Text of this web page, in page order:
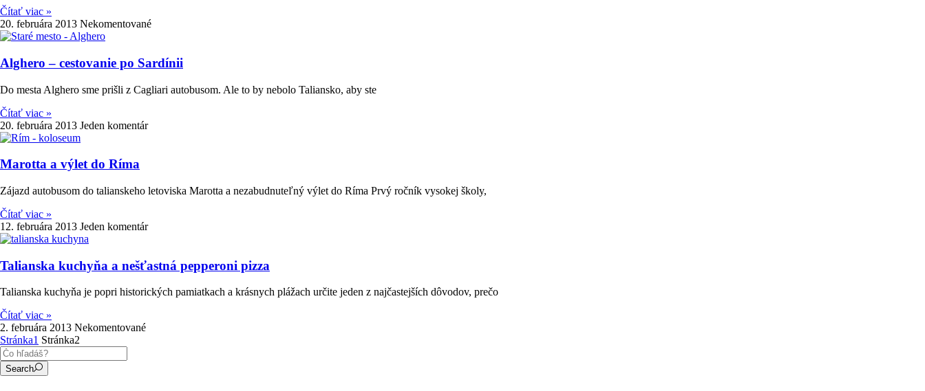
Čítať viac »
20. februára 2013 Nekomentované
Alghero – cestovanie po Sardínii
Do mesta Alghero sme prišli z Cagliari autobusom. Ale to by nebolo Taliansko, aby ste
Čítať viac »
20. februára 2013 Jeden komentár
Marotta a výlet do Ríma
Zájazd autobusom do talianskeho letoviska Marotta a nezabudnuteľný výlet do Ríma Prvý ročník vysokej školy,
Čítať viac »
12. februára 2013 Jeden komentár
Talianska kuchyňa a nešťastná pepperoni pizza
Talianska kuchyňa je popri historických pamiatkach a krásnych plážach určite jeden z najčastejších dôvodov, prečo
Čítať viac »
2. februára 2013 Nekomentované
Stránka1 Stránka2
Search